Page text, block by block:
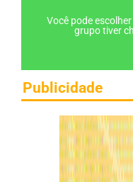
Você pode
grupo tiver
Publicidade